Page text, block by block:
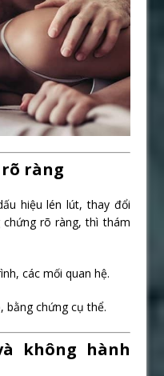
ràng
hiệu lén lút, thay đổi
rõ ràng, thì thám
các mối quan hệ.
bằng chứng cụ thể.
không hành